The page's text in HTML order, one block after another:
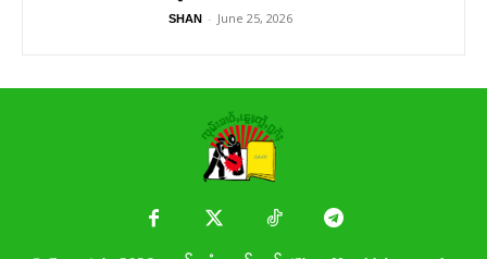
SHAN - June 25, 2026